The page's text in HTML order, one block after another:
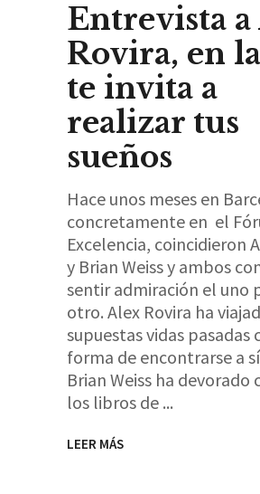
Entrevista
Rovira, en
te invita a
realizar tus
sueños
Hace unos meses en
concretamente en el
Excelencia, coincidieron
y Brian Weiss y ambos
sentir admiración el uno
otro. Alex Rovira ha
supuestas vidas pasadas
forma de encontrarse a
Brian Weiss ha devorado
los libros de
LEER MÁS